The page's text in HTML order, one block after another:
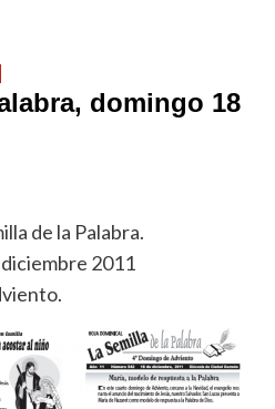
domingo 18
de la Palabra.
2011